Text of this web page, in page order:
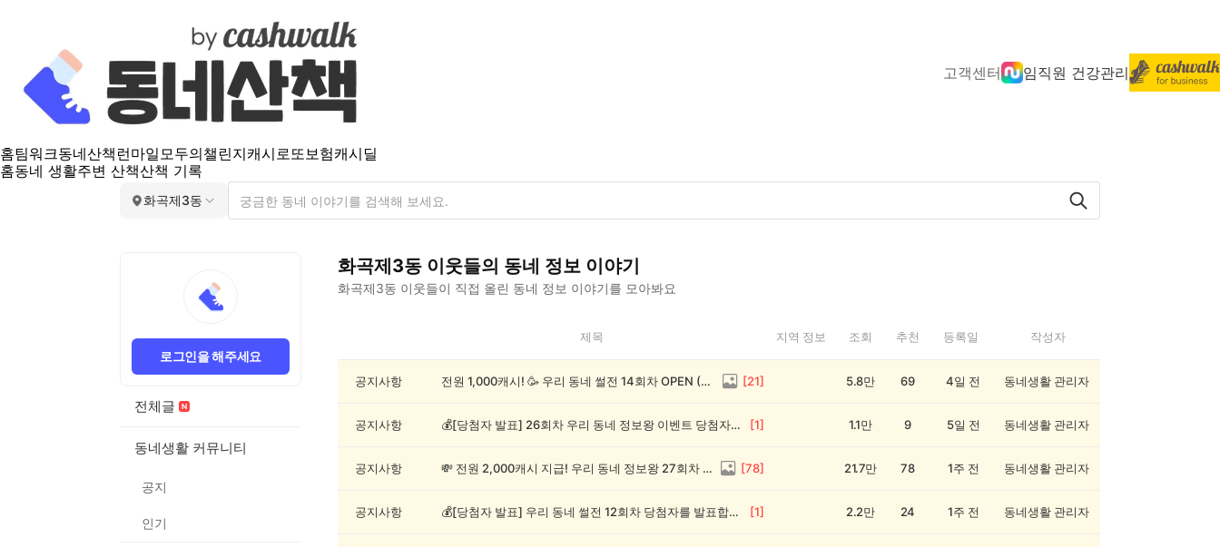
고객센터 임직원 건강관리
홈팀워크동네산책 런마일모두의챌린지캐시로또보험캐시딜
홈동네 생활주변 산책산책 기록
화곡제3동
로그인을 해주세요
전체글
동네생활 커뮤니티
공지
인기
화곡제3동 이웃들의 동네 정보 이야기
화곡제3동 이웃들이 직접 올린 동네 정보 이야기를 모아봐요
제
제목 지역 정보 조회 추천 등록일 작성자
공지사항 전원 1,000캐시! 🥳 우리 동네 썰전 14회차 OPEN (~8/17) [21] 5.8만 69 4일 전 동네생활 관리자
공지사항 💰[당첨자 발표] 26회차 우리 동네 정보왕 이벤트 당첨자를 발표합니다! [1] 1.1만 9 5일 전 동네생활 관리자
공지사항 💸 전원 2,000캐시 지급! 우리 동네 정보왕 27회차 (~8/10) [78] 21.7만 78 1주 전 동네생활 관리자
공지사항 💰[당첨자 발표] 우리 동네 썰전 12회차 당첨자를 발표합니다! [1] 2.2만 24 1주 전 동네생활 관리자